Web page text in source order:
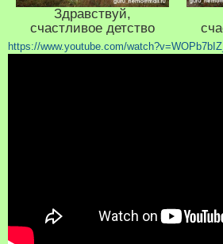
Здравствуй,
счастливое детство
https://www.youtube.com/